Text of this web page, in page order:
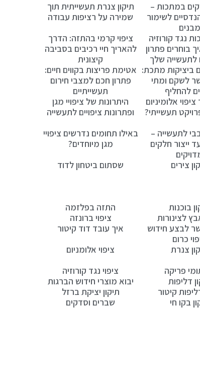
במתכות –
לשימור
מבנים
תיקון צנרת תעשייתית תוך
שמירה על רציפות עבודה
נגד קורוזיה
בוחרים פתרון
שלך
ציפוי קרמי בהתזה: הדרך
להאריך חיי רכיבים בסביבה
קיצונית
ביציקות מתכת:
לשקם ומתי
להחליף
אטימת פריצות בקווים חיים:
פתרון חכם למצבי חירום
תעשייתיים
אלומיניום
תעשייתי?
היתרונות של ציפויי מגן
ופתרונות ציפויים לתעשייה
לתעשייה –
ייצור חלקים
באילו תחומים נדרשים ציפויי
מגן מיוחדים?
צירים שסתום ביטחון לדוד
בוכנות
התזה בפלזמה
לצינורות
ציפוי ברונזה
לבצע חידוש
כרום
איך עובד דוד קיטור
צנרת
ציפוי אלומניום
פריקה
ציפוי נגד קורוזיה
דליפות
יבוא מוצרי חידוש הברגות
קיטור
תיקון יציקת ברזל
בקו חי
שברים וסדקים